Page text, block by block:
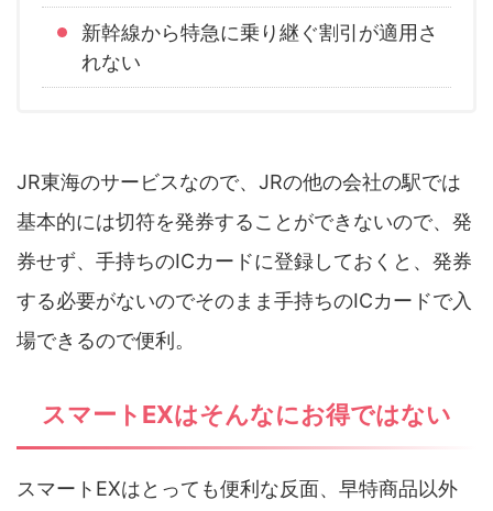
新幹線から特急に乗り継ぐ割引が適用さ
れない
JR東海のサービスなので、JRの他の会社の駅では
基本的には切符を発券することができないので、発
券せず、手持ちのICカードに登録しておくと、発券
する必要がないのでそのまま手持ちのICカードで入
場できるので便利。
スマートEXはそんなにお得ではない
スマートEXはとっても便利な反面、早特商品以外